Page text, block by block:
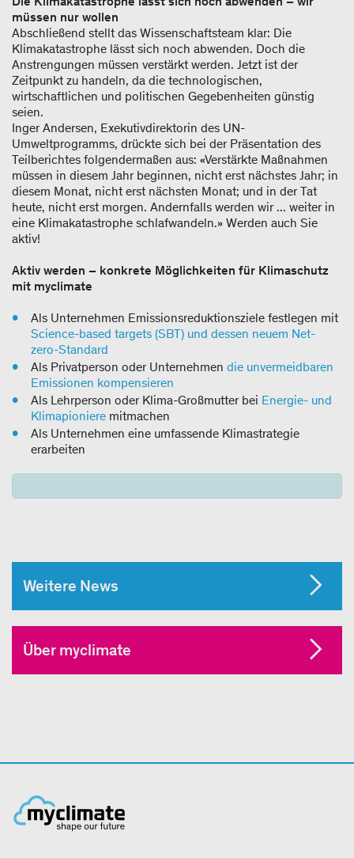
müssen nur wollen
Abschließend stellt das Wissenschaftsteam klar: Die
Klimakatastrophe lässt sich noch abwenden. Doch die
Anstrengungen müssen verstärkt werden. Jetzt ist der
Zeitpunkt zu handeln, da die technologischen,
wirtschaftlichen und politischen Gegebenheiten günstig
seien.
Inger Andersen, Exekutivdirektorin des UN-
Umweltprogramms, drückte sich bei der Präsentation des
Teilberichtes folgendermaßen aus: «Verstärkte Maßnahmen
müssen in diesem Jahr beginnen, nicht erst nächstes Jahr; in
diesem Monat, nicht erst nächsten Monat; und in der Tat
heute, nicht erst morgen. Andernfalls werden wir ... weiter in
eine Klimakatastrophe schlafwandeln.» Werden auch Sie
aktiv!
Aktiv werden – konkrete Möglichkeiten für Klimaschutz
mit myclimate
Als Unternehmen Emissionsreduktionsziele festlegen mit
Science-based targets (SBT) und dessen neuem Net-
zero-Standard
Als Privatperson oder Unternehmen die unvermeidbaren
Emissionen kompensieren
Als Lehrperson oder Klima-Großmutter bei Energie- und
Klimapioniere mitmachen
Als Unternehmen eine umfassende Klimastrategie
erarbeiten
Weitere News
Über myclimate